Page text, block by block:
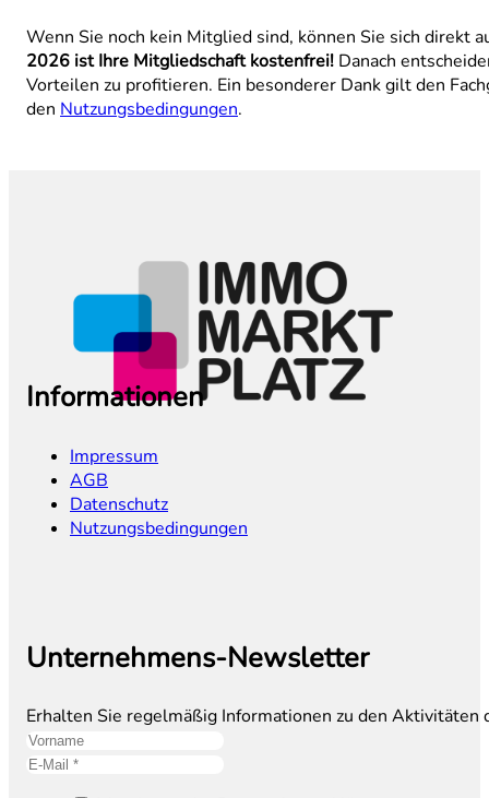
Wenn Sie noch kein Mitglied sind, können Sie sich direkt
2026 ist Ihre Mitgliedschaft kostenfrei! Danach
Vorteilen zu profitieren. Ein besonderer Dank gilt den
den Nutzungsbedingungen.
Informationen
Impressum
AGB
Datenschutz
Nutzungsbedingungen
Unternehmens-Newsletter
Erhalten Sie regelmäßig Informationen zu den